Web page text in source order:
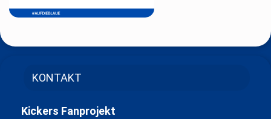
KONTAKT
Kickers Fanprojekt